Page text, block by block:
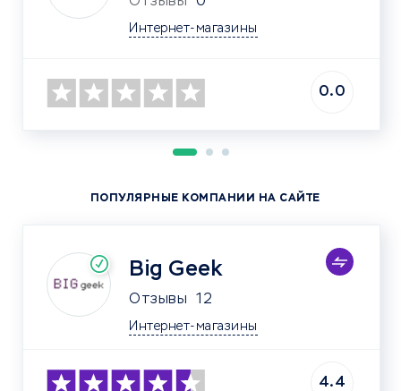
Интернет-магазины
0.0
ПОПУЛЯРНЫЕ КОМПАНИИ НА САЙТЕ
Big Geek
Отзывы 12
Интернет-магазины
4.4